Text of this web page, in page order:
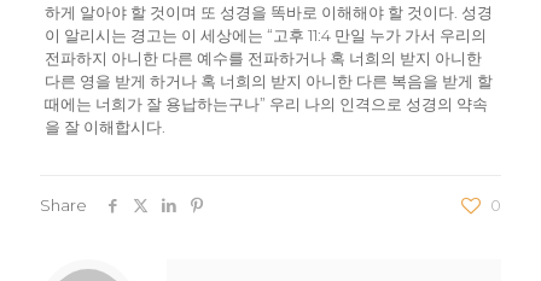
하게 알아야 할 것이며 또 성경을 똑바로 이해해야 할 것이다. 성경
이 알리시는 경고는 이 세상에는 “고후 11:4 만일 누가 가서 우리의
전파하지 아니한 다른 예수를 전파하거나 혹 너희의 받지 아니한
다른 영을 받게 하거나 혹 너희의 받지 아니한 다른 복음을 받게 할
때에는 너희가 잘 용납하는구나” 우리 나의 인격으로 성경의 약속
을 잘 이해합시다.
Share 0